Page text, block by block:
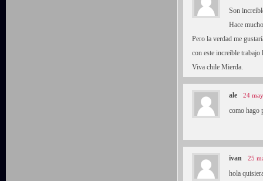
Son
Hace
Pero la verdad me
con este increíble trabajo
Viva chile Mierda.
ale 24
como hago
ivan 25
hola